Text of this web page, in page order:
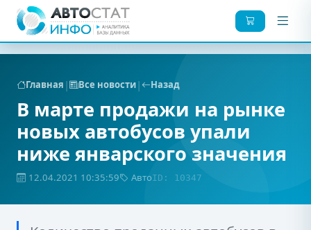
Главная | Все новости| Назад
В марте продажи на рынке
новых автобусов упали
ниже январского значения
12.04.2021 10:35:59 АвтоID: 10347